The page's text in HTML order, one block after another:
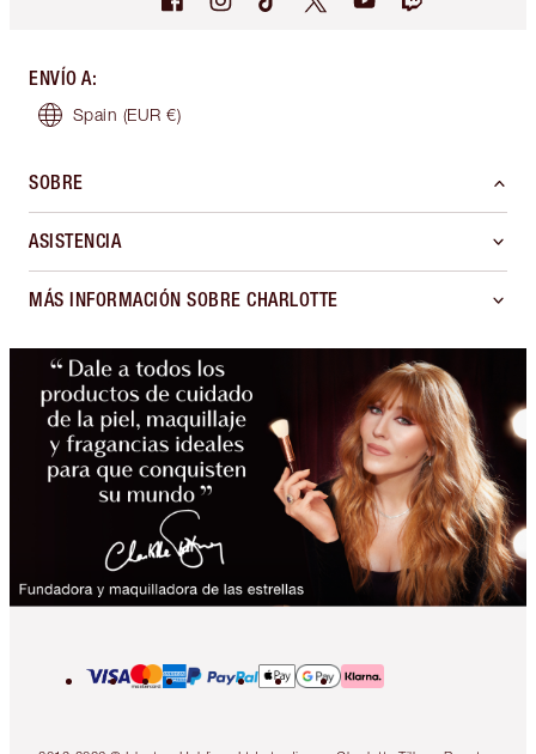
ENVÍO A:
Spain (EUR €)
SOBRE
ASISTENCIA
MÁS INFORMACIÓN SOBRE CHARLOTTE